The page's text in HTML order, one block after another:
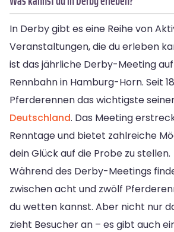
In Derby gibt es eine Reihe von
Veranstaltungen, die du erleben
ist das jährliche Derby-Meeting
Rennbahn in Hamburg-Horn. Seit
Pferderennen das wichtigste
Deutschland. Das Meeting
Renntage und bietet zahlreiche
dein Glück auf die Probe zu stellen.
Während des Derby-Meetings
zwischen acht und zwölf
du wetten kannst. Aber nicht nur
zieht Besucher an – es gibt auch